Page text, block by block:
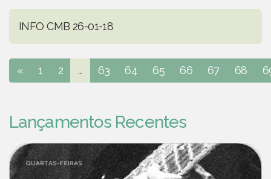
INFO CMB 26-01-18
« 1 2 ... 63 64 65 66 67 68
Lançamentos Recentes